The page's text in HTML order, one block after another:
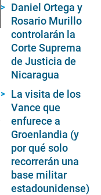
Daniel Ortega y
Rosario Murillo
controlarán la
Corte Suprema
de Justicia de
Nicaragua
La visita de los
Vance que
enfurece a
Groenlandia (y
por qué solo
recorrerán una
base militar
estadounidense)